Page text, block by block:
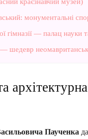
монументальні
гімназії — палац науки
шедевр
Паученка